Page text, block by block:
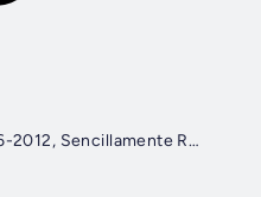
Sortu ilegalizada (24-6-2012, Sencillamente Radio)